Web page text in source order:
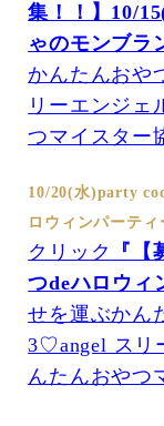
集！！】10/
ゃのモンブラ
かんたんおや
リーエンジ
つマイスター
10/20(水)party
ロウィンパーティ
クリック
『
つdeハロウィ
せを運ぶかん
3♡angel スリ
んたんおやつ